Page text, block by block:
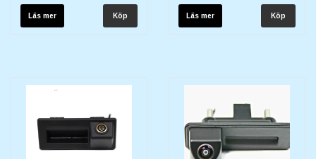
Läs mer Läs mer